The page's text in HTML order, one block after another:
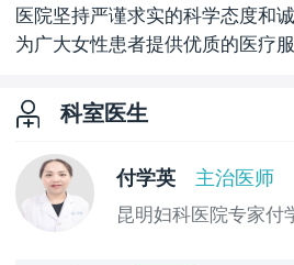
医院坚持严谨求实的科学态度和
为广大女性患者提供优质的医疗服
科室医生
付学英 主治医师
昆明妇科医院专家付